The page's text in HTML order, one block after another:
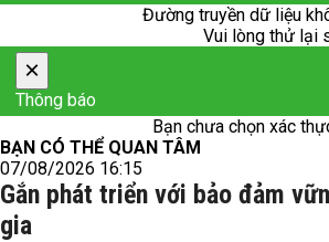
Đường truyền dữ liệu
Vui lòng thử lại
×
Thông báo
Bạn chưa chọn xác
BẠN CÓ THỂ QUAN TÂM
07/08/2026 16:15
Gắn phát triển với bảo đảm
gia